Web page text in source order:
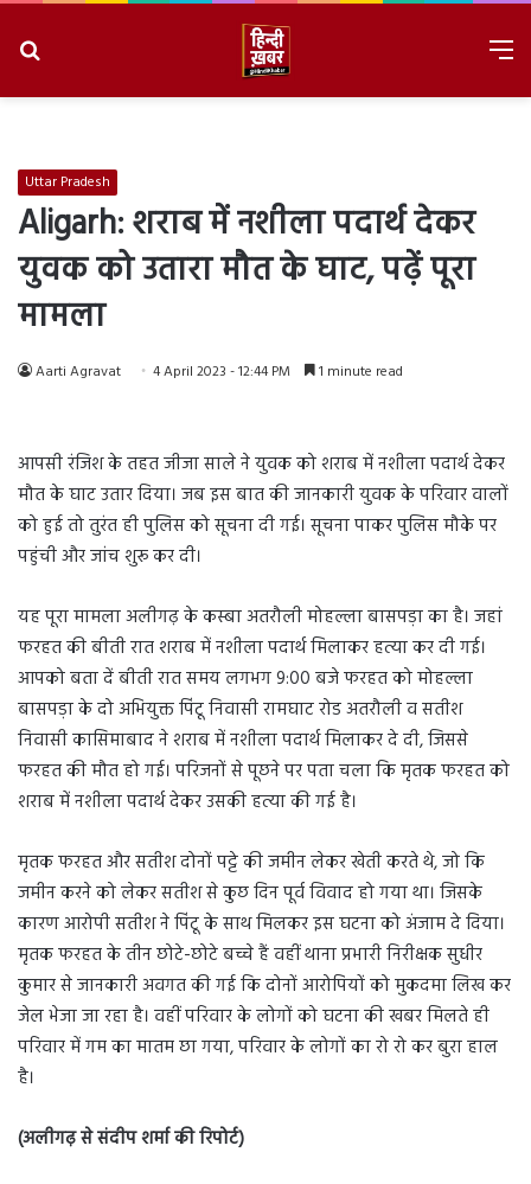
Uttar Pradesh
Aligarh: शराब में नशीला पदार्थ देकर
युवक को उतारा मौत के घाट, पढ़ें पूरा
मामला
Aarti Agravat 4 April 2023 - 12:44 PM 1 minute read
आपसी रंजिश के तहत जीजा साले ने युवक को शराब में नशीला पदार्थ देकर
मौत के घाट उतार दिया। जब इस बात की जानकारी युवक के परिवार वालों
को हुई तो तुरंत ही पुलिस को सूचना दी गई। सूचना पाकर पुलिस मौके पर
पहुंची और जांच शुरू कर दी।
यह पूरा मामला अलीगढ़ के कस्बा अतरौली मोहल्ला बासपड़ा का है। जहां
फरहत की बीती रात शराब में नशीला पदार्थ मिलाकर हत्या कर दी गई।
आपको बता दें बीती रात समय लगभग 9:00 बजे फरहत को मोहल्ला
बासपड़ा के दो अभियुक्त पिंटू निवासी रामघाट रोड अतरौली व सतीश
निवासी कासिमाबाद ने शराब में नशीला पदार्थ मिलाकर दे दी, जिससे
फरहत की मौत हो गई। परिजनों से पूछने पर पता चला कि मृतक फरहत को
शराब में नशीला पदार्थ देकर उसकी हत्या की गई है।
मृतक फरहत और सतीश दोनों पट्टे की जमीन लेकर खेती करते थे, जो कि
जमीन करने को लेकर सतीश से कुछ दिन पूर्व विवाद हो गया था। जिसके
कारण आरोपी सतीश ने पिंटू के साथ मिलकर इस घटना को अंजाम दे दिया।
मृतक फरहत के तीन छोटे-छोटे बच्चे हैं वहीं थाना प्रभारी निरीक्षक सुधीर
कुमार से जानकारी अवगत की गई कि दोनों आरोपियों को मुकदमा लिख कर
जेल भेजा जा रहा है। वहीं परिवार के लोगों को घटना की खबर मिलते ही
परिवार में गम का मातम छा गया, परिवार के लोगों का रो रो कर बुरा हाल
है।
(अलीगढ़ से संदीप शर्मा की रिपोर्ट)